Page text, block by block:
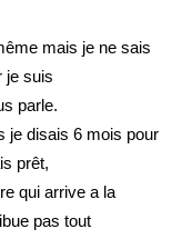
mais je ne sais
je suis
parle.
je disais 6 mois pour
prêt,
qui arrive a la
pas tout